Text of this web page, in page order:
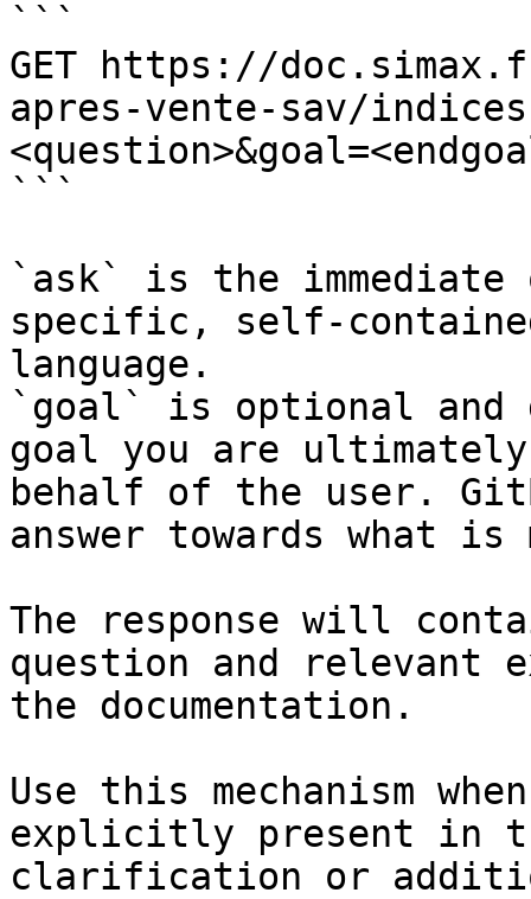
```
GET https://
apres-vente-sav/
```
`ask` is the
specific, self-
language.
`goal` is optional and
goal you are
behalf of the user.
answer towards what
The response will
question and relevant
the documentation.
Use this mechanism
explicitly present in
clarification or